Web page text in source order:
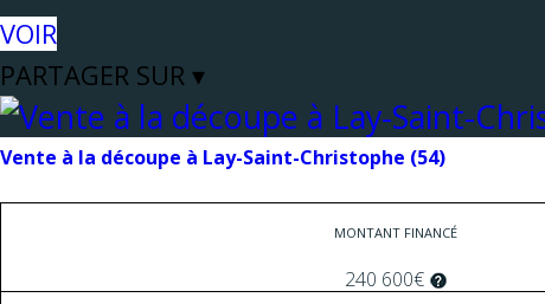
VOIR
PARTAGER SUR ▾
Vente à la découpe à Lay-Saint-Christophe (54)
MONTANT FINANCÉ
240 600€